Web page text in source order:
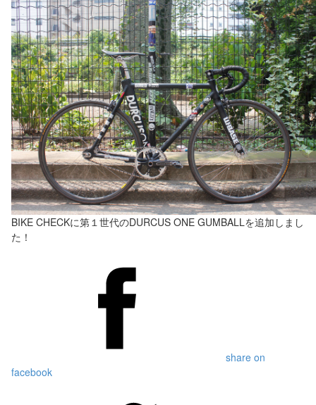
BIKE CHECKに第１世代のDURCUS ONE GUMBALLを追加しまし
た！
share on
facebook